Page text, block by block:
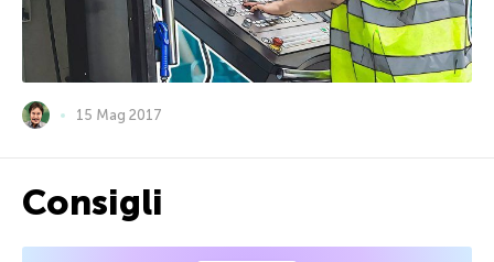
15 Mag 2017
Consigli